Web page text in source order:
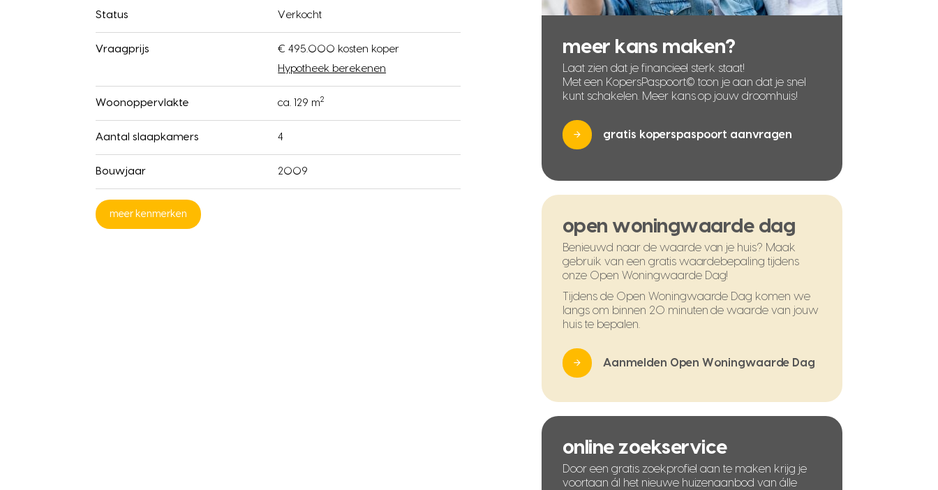
Status Verkocht
Vraagprijs
€ 495.000 kosten koper
Hypotheek berekenen
Woonoppervlakte ca. 129 m2
Aantal slaapkamers 4
Bouwjaar 2009
meer kenmerken
meer kans maken?
Laat zien dat je financieel sterk staat!
Met een KopersPaspoort© toon je aan dat je snel
kunt schakelen. Meer kans op jouw droomhuis!
gratis koperspaspoort aanvragen
open woningwaarde dag
Benieuwd naar de waarde van je huis? Maak
gebruik van een gratis waardebepaling tijdens
onze Open Woningwaarde Dag!
Tijdens de Open Woningwaarde Dag komen we
langs om binnen 20 minuten de waarde van jouw
huis te bepalen.
Aanmelden Open Woningwaarde Dag
online zoekservice
Door een gratis zoekprofiel aan te maken krijg je
voortaan ál het nieuwe huizenaanbod van álle